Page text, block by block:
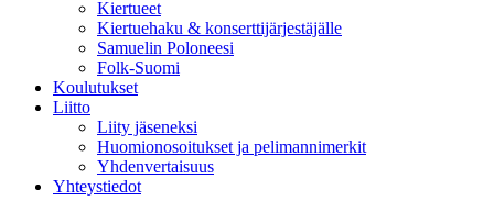
Kiertueet
Kiertuehaku & konserttijärjestäjälle
Samuelin Poloneesi
Folk-Suomi
Koulutukset
Liitto
Liity jäseneksi
Huomionosoitukset ja pelimannimerkit
Yhdenvertaisuus
Yhteystiedot